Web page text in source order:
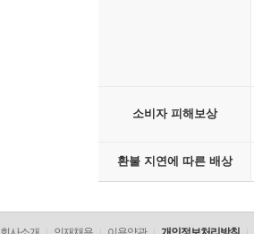
소비자 피해보상
환불 지연에 따른 배상